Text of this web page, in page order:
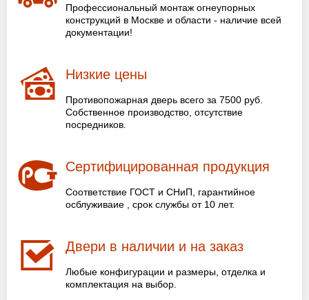
Профессиональный монтаж огнеупорных
конструкций в Москве и области - наличие всей
документации!
Низкие цены
Противопожарная дверь всего за 7500 руб.
Собственное производство, отсутствие
посредников.
Сертифицированная продукция
Соответствие ГОСТ и СНиП, гарантийное
осблуживаие , срок службы от 10 лет.
Двери в наличии и на заказ
Любые конфигурации и размеры, отделка и
комплектация на выбор.